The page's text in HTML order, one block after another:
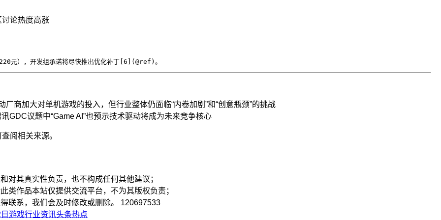
论热度高涨
元），开发组承诺将尽快推出优化补丁[6](@ref)。
商加大对单机游戏的投入，但行业整体仍面临“内卷加剧”和“创意瓶颈”的挑战
GDC议题中“Game AI”也预示技术驱动将成为未来竞争核心
阅相关来源。
对其真实性负责，也不构成任何其他建议；
类作品本站仅提供交流平台，不为其版权负责；
联系，我们会及时修改或删除。
120697533
游戏行业资讯头条热点